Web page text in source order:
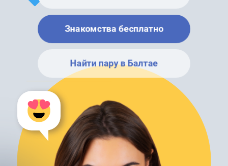
Знакомства бесплатно
Найти пару в Балтае